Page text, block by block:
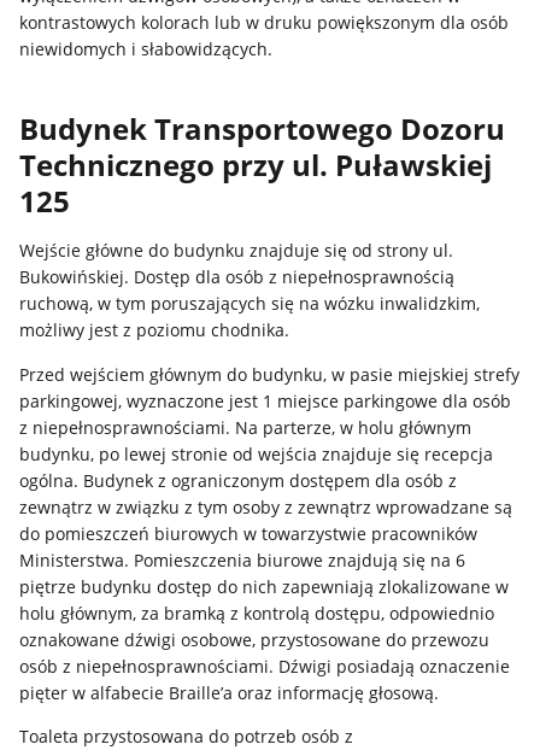
kontrastowych kolorach lub w druku powiększonym dla osób
niewidomych i słabowidzących.
Budynek Transportowego Dozoru
Technicznego przy ul. Puławskiej
125
Wejście główne do budynku znajduje się od strony ul.
Bukowińskiej. Dostęp dla osób z niepełnosprawnością
ruchową, w tym poruszających się na wózku inwalidzkim,
możliwy jest z poziomu chodnika.
Przed wejściem głównym do budynku, w pasie miejskiej strefy
parkingowej, wyznaczone jest 1 miejsce parkingowe dla osób
z niepełnosprawnościami. Na parterze, w holu głównym
budynku, po lewej stronie od wejścia znajduje się recepcja
ogólna. Budynek z ograniczonym dostępem dla osób z
zewnątrz w związku z tym osoby z zewnątrz wprowadzane są
do pomieszczeń biurowych w towarzystwie pracowników
Ministerstwa. Pomieszczenia biurowe znajdują się na 6
piętrze budynku dostęp do nich zapewniają zlokalizowane w
holu głównym, za bramką z kontrolą dostępu, odpowiednio
oznakowane dźwigi osobowe, przystosowane do przewozu
osób z niepełnosprawnościami. Dźwigi posiadają oznaczenie
pięter w alfabecie Braille’a oraz informację głosową.
Toaleta przystosowana do potrzeb osób z